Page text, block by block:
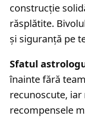
construcție
răsplătite.
și siguranță pe
Sfatul
înainte fără
recunoscute,
recompensele